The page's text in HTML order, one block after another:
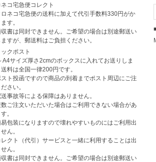
コ宅急便コレクト
ネコ宅急便の送料に加えて代引手数料330円がか
す。
書は同封できません。ご希望の場合は別途郵送い
すが、郵送料はご負担ください。
クポスト
A4サイズ厚さ2cmのボックスに入れてお送りしま
料は全国一律200円です。
スト投函ですので商品の到着までポスト周辺にご注
さい。
送事故等による保障はありません。
数ご注文いただいた場合はご利用できない場合があ
。
易包装になりますので壊れやすいものにはご利用出
ん。
レクト（代引）サービスと一緒に利用することは出
ん。
収書は同封できません。ご希望の場合は別途郵送い